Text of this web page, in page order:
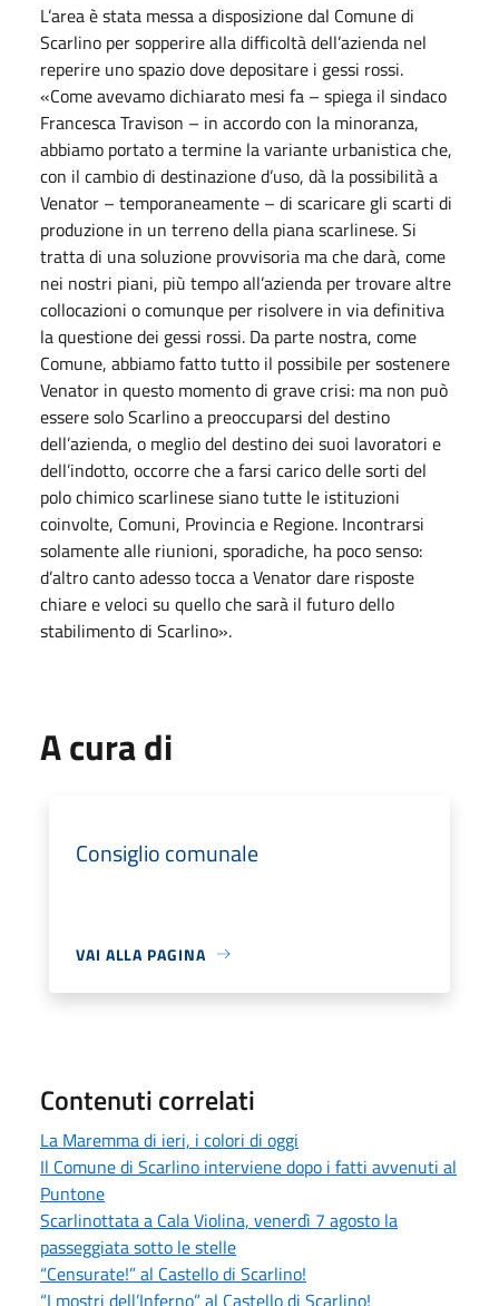
L’area è stata messa a disposizione dal Comune di
Scarlino per sopperire alla difficoltà dell’azienda nel
reperire uno spazio dove depositare i gessi rossi.
«Come avevamo dichiarato mesi fa – spiega il sindaco
Francesca Travison – in accordo con la minoranza,
abbiamo portato a termine la variante urbanistica che,
con il cambio di destinazione d’uso, dà la possibilità a
Venator – temporaneamente – di scaricare gli scarti di
produzione in un terreno della piana scarlinese. Si
tratta di una soluzione provvisoria ma che darà, come
nei nostri piani, più tempo all’azienda per trovare altre
collocazioni o comunque per risolvere in via definitiva
la questione dei gessi rossi. Da parte nostra, come
Comune, abbiamo fatto tutto il possibile per sostenere
Venator in questo momento di grave crisi: ma non può
essere solo Scarlino a preoccuparsi del destino
dell’azienda, o meglio del destino dei suoi lavoratori e
dell’indotto, occorre che a farsi carico delle sorti del
polo chimico scarlinese siano tutte le istituzioni
coinvolte, Comuni, Provincia e Regione. Incontrarsi
solamente alle riunioni, sporadiche, ha poco senso:
d’altro canto adesso tocca a Venator dare risposte
chiare e veloci su quello che sarà il futuro dello
stabilimento di Scarlino».
A cura di
Consiglio comunale
VAI ALLA PAGINA
Contenuti correlati
La Maremma di ieri, i colori di oggi
Il Comune di Scarlino interviene dopo i fatti avvenuti al
Puntone
Scarlinottata a Cala Violina, venerdì 7 agosto la
passeggiata sotto le stelle
“Censurate!” al Castello di Scarlino!
“I mostri dell’Inferno” al Castello di Scarlino!